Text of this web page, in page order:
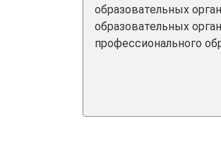
образовательных
образовательных
профессионального